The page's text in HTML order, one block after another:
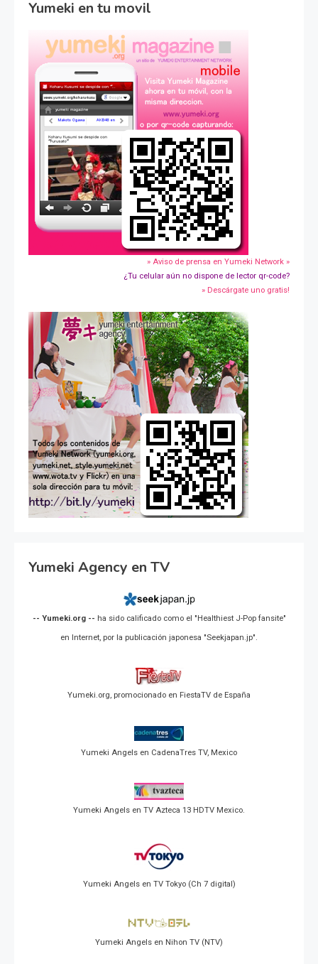
Yumeki en tu movil
» Aviso de prensa en Yumeki Network »
¿Tu celular aún no dispone de lector qr-code?
» Descárgate uno gratis!
Yumeki Agency en TV
-- Yumeki.org -- ha sido calificado como el "Healthiest J-Pop fansite"
en Internet, por la publicación japonesa "Seekjapan.jp".
Yumeki.org, promocionado en FiestaTV de España
Yumeki Angels en CadenaTres TV, Mexico
Yumeki Angels en TV Azteca 13 HDTV Mexico.
Yumeki Angels en TV Tokyo (Ch 7 digital)
Yumeki Angels en Nihon TV (NTV)